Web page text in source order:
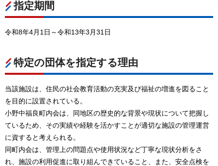
指定期間
令和8年4月1日～令和13年3月31日
特定の団体を指定する理由
当該施設は、住民の社会教育活動の充実及び福祉の増進を図ること
を目的に設置されている。
小野中福良町内会は、同地区の歴史的な背景や現状について把握し
ているため、その実績や経験を活かすことが適切な施設の管理運営
に資すると考えられる。
同町内会は、管理上の問題点や使用状況など丁寧な現状分析をさ
れ、施設の利用促進に取り組んできていること、また、安全点検を